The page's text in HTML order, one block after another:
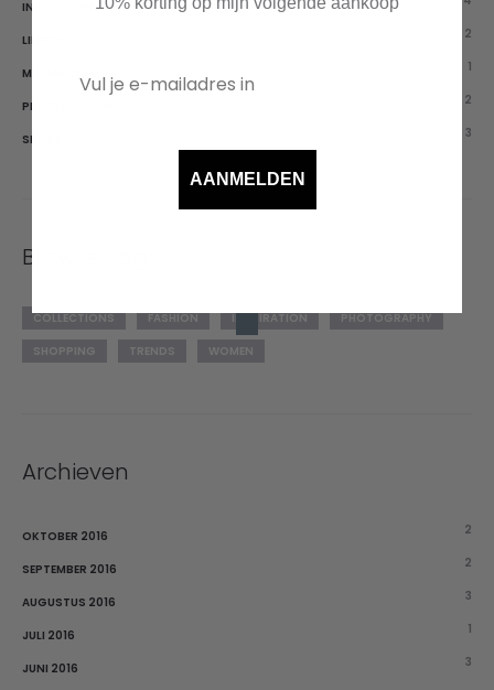
INSPIRATION
LIFESTYLE 2
MINIMALISM 1
PHOTOGRAPHY 2
SHOPPING 3
Browse Tags
COLLECTIONS FASHION INSPIRATION
PHOTOGRAPHY
SHOPPING
TRENDS WOMEN
Archieven
OKTOBER 2016 2
SEPTEMBER 2016 2
AUGUSTUS 2016 3
JULI 2016 1
JUNI 2016 3
AANMELDEN